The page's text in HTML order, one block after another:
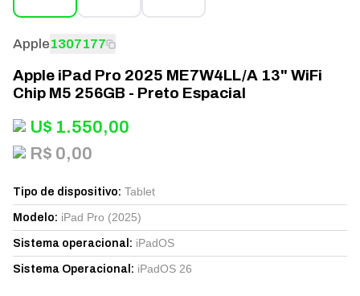
Apple1307177
Apple iPad Pro 2025 ME7W4LL/A 13" WiFi
Chip M5 256GB - Preto Espacial
U$ 1.550,00
R$ 0,00
Tipo de dispositivo: Tablet
Modelo: iPad Pro (2025)
Sistema operacional : iPadOS
Sistema Operacional : iPadOS 26